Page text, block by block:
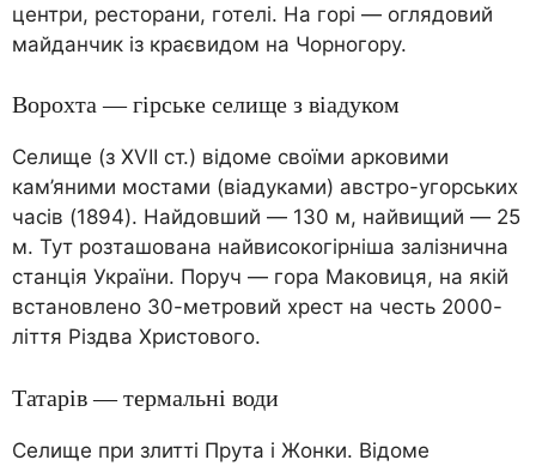
центри, ресторани, готелі. На горі — оглядовий
майданчик із краєвидом на Чорногору.
Ворохта — гірське селище з віадуком
Селище (з XVII ст.) відоме своїми арковими
кам’яними мостами (віадуками) австро-угорських
часів (1894). Найдовший — 130 м, найвищий — 25
м. Тут розташована найвисокогірніша залізнична
станція України. Поруч — гора Маковиця, на якій
встановлено 30-метровий хрест на честь 2000-
ліття Різдва Христового.
Татарів — термальні води
Селище при злитті Прута і Жонки. Відоме